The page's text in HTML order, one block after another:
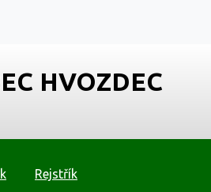
HVOZDEC
Rejstřík